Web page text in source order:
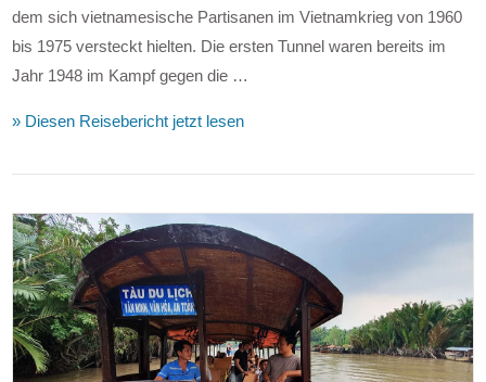
VIEW POST
dem sich vietnamesische Partisanen im Vietnamkrieg von 1960
bis 1975 versteckt hielten. Die ersten Tunnel waren bereits im
Jahr 1948 im Kampf gegen die …
» Diesen Reisebericht jetzt lesen